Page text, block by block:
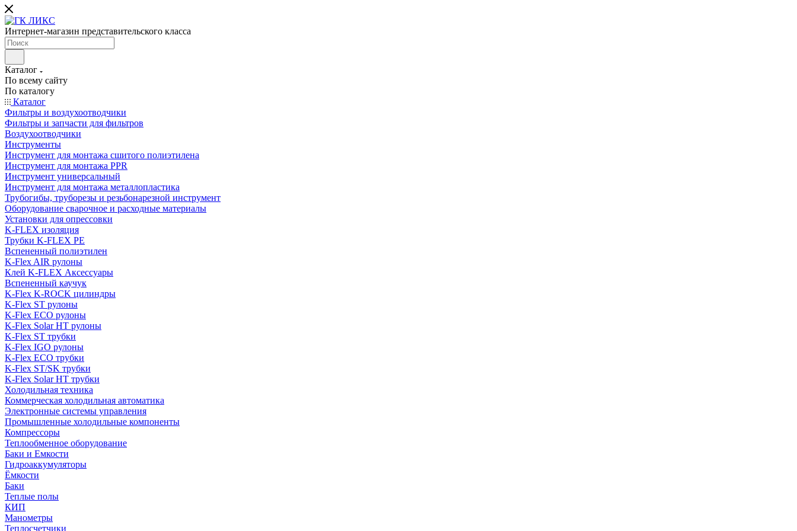
Интернет-магазин представительского класса
Каталог
По всему сайту
По каталогу
Каталог
Фильтры и воздухоотводчики
Фильтры и запчасти для фильтров
Воздухоотводчики
Инструменты
Инструмент для монтажа сшитого полиэтилена
Инструмент для монтажа PPR
Инструмент универсальный
Инструмент для монтажа металлопластика
Трубогибы, труборезы и резьбонарезной инструмент
Оборудование сварочное и расходные материалы
Установки для опрессовки
K-FLEX изоляция
Трубки K-FLEX PE
Вспененный полиэтилен
K-Flex AIR рулоны
Клей K-FLEX Аксессуары
Вспененный каучук
K-Flex K-ROCK цилиндры
K-Flex ST рулоны
K-Flex ECO рулоны
K-Flex Solar HT рулоны
K-Flex ST трубки
K-Flex IGO рулоны
K-Flex ECO трубки
K-Flex ST/SK трубки
K-Flex Solar HT трубки
Холодильная техника
Коммерческая холодильная автоматика
Электронные системы управления
Промышленные холодильные компоненты
Компрессоры
Теплообменное оборудование
Баки и Емкости
Гидроаккумуляторы
Ёмкости
Баки
Теплые полы
КИП
Манометры
Теплосчетчики